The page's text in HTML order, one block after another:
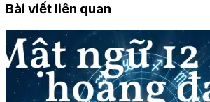
Bài viết liên quan